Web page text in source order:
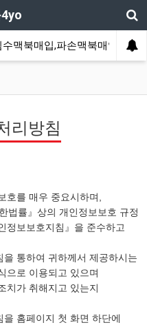
맥북매입,파손맥북매입 고
리방침
호를 매우 중요시하며,
법률』상의 개인정보보호 규정
정보보호지침』을 준수하고
통하여 귀하께서 제공하시는
으로 이용되고 있으며
치가 취해지고 있는지
홈페이지 첫 화면 하단에